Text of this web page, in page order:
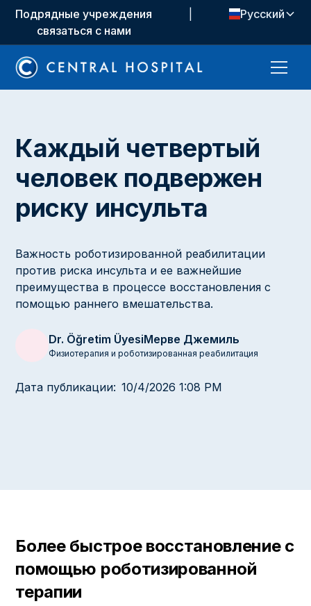
Подрядные учреждения
связаться с нами
Русский
Каждый четвертый
человек подвержен
риску инсульта
Важность роботизированной реабилитации
против риска инсульта и ее важнейшие
преимущества в процессе восстановления с
помощью раннего вмешательства.
Dr. Öğretim ÜyesiМерве Джемиль
Физиотерапия и роботизированная реабилитация
Дата публикации: 10/4/2026 1:08 PM
Более быстрое восстановление с
помощью роботизированной
терапии